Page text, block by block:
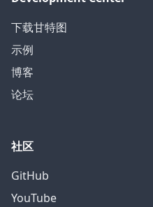
下载甘特图
示例
博客
论坛
社区
GitHub
YouTube